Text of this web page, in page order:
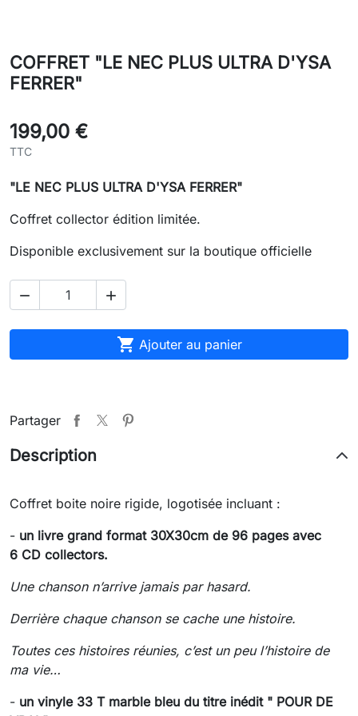
COFFRET "LE NEC PLUS ULTRA D'YSA
FERRER"
199,00 €
TTC
"LE NEC PLUS ULTRA D'YSA FERRER"
Coffret collector édition limitée.
Disponible exclusivement sur la boutique officielle
 
 Ajouter au panier
Partager
Description
Coffret boite noire rigide, logotisée incluant :
- un livre grand format 30X30cm de 96 pages avec
6 CD collectors.
Une chanson n’arrive jamais par hasard.
Derrière chaque chanson se cache une histoire.
Toutes ces histoires réunies, c’est un peu l’histoire de
ma vie…
- un vinyle 33 T marble bleu du titre inédit " POUR DE